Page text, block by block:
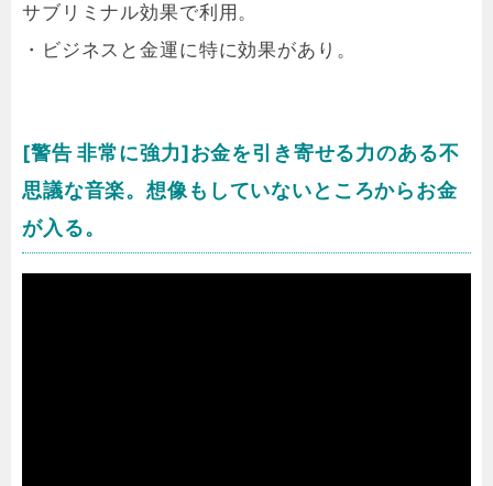
サブリミナル効果で利用。
・ビジネスと金運に特に効果があり。
[警告 非常に強力]お金を引き寄せる力のある不
思議な音楽。想像もしていないところからお金
が入る。